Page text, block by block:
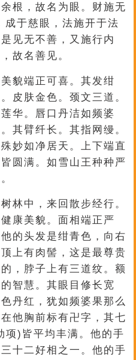
根，故名为眼。财施无
于慈眼，法施开于法
见无不善，又施行内
故名善见。
貌端正可喜。其发绀
皮肤金色。颈文三道。
华。唇口丹洁如频婆
其臂纤长。其指网缦。
妙如净居天。上下端直
圆满。如雪山王种种严
林中，来回散步经行。
康美貌。面相端正严
的头发是绀青色，向右
上有肉髻，这是最尊贵
，脖子上有三道纹。额
智慧。其眼目修长宽
丹红，犹如频婆果那么
他胸前标有卍字，其七
项)皆平均丰满。他的手
十二好相之一。他的手